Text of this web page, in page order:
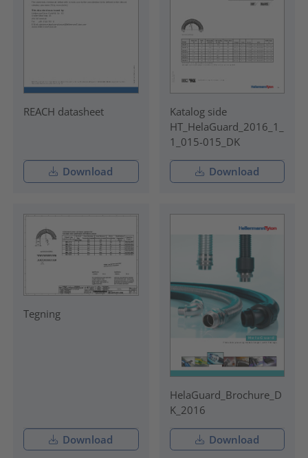
REACH datasheet
Download
Katalog side
HT_HelaGuard_2016_1_
1_015-015_DK
Download
Tegning
Download
HelaGuard_Brochure_D
K_2016
Download